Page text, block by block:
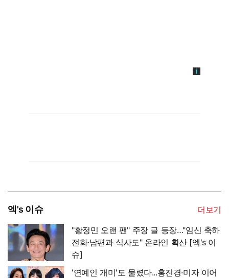
엑's 이슈
더보기
"황정민 오랜 팬" 주장 글 등장…"임신 축하
전화·남편과 식사도" 온라인 확산 [엑's 이
슈]
'연예인 개미'도 물렸다...홍진경·미자 이어